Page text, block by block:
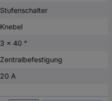
Stufenschalter
Knebel
3 x 40 °
Zentralbefestigung
20 A